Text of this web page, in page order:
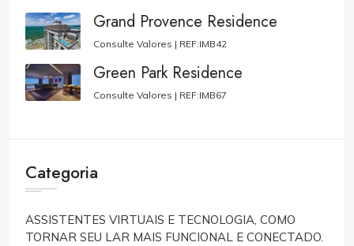
Grand Provence Residence
Consulte Valores | REF:IMB42
Green Park Residence
Consulte Valores | REF:IMB67
Categoria
ASSISTENTES VIRTUAIS E TECNOLOGIA, COMO
TORNAR SEU LAR MAIS FUNCIONAL E CONECTADO.